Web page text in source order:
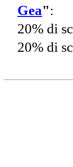
Gea":
20% di
20% di